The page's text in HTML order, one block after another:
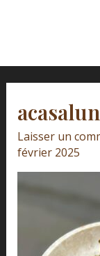
Laisser un
février 2025